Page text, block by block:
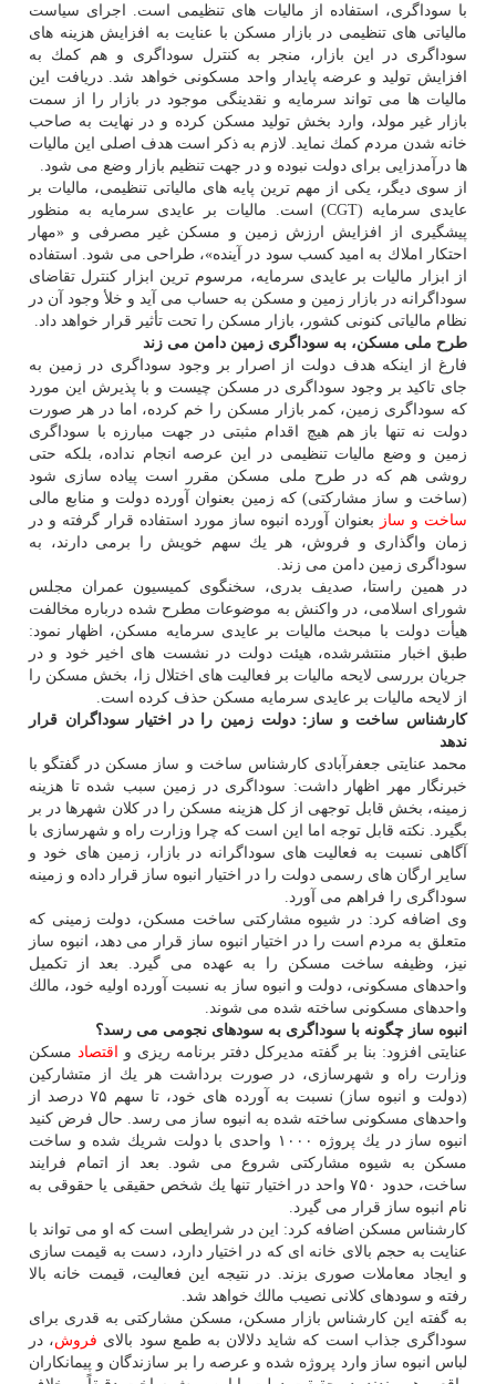
با سوداگری، استفاده از مالیات های تنظیمی است. اجرای سیاست
مالیاتی های تنظیمی در بازار مسكن با عنایت به افزایش هزینه های
سوداگری در این بازار، منجر به كنترل سوداگری و هم كمك به
افزایش تولید و عرضه پایدار واحد مسكونی خواهد شد. دریافت این
مالیات ها می تواند سرمایه و نقدینگی موجود در بازار را از سمت
بازار غیر مولد، وارد بخش تولید مسكن كرده و در نهایت به صاحب
خانه شدن مردم كمك نماید. لازم به ذكر است هدف اصلی این مالیات
ها درآمدزایی برای دولت نبوده و در جهت تنظیم بازار وضع می شود.
از سوی دیگر، یكی از مهم ترین پایه های مالیاتی تنظیمی، مالیات بر
عایدی سرمایه (CGT) است. مالیات بر عایدی سرمایه به منظور
پیشگیری از افزایش ارزش زمین و مسكن غیر مصرفی و «مهار
احتكار املاك به امید كسب سود در آینده»، طراحی می شود. استفاده
از ابزار مالیات بر عایدی سرمایه، مرسوم ترین ابزار كنترل تقاضای
سوداگرانه در بازار زمین و مسكن به حساب می آید و خلأ وجود آن در
نظام مالیاتی كنونی كشور، بازار مسكن را تحت تأثیر قرار خواهد داد.
طرح ملی مسكن، به سوداگری زمین دامن می زند
فارغ از اینكه هدف دولت از اصرار بر وجود سوداگری در زمین به
جای تاكید بر وجود سوداگری در مسكن چیست و با پذیرش این مورد
كه سوداگری زمین، كمر بازار مسكن را خم كرده، اما در هر صورت
دولت نه تنها باز هم هیچ اقدام مثبتی در جهت مبارزه با سوداگری
زمین و وضع مالیات تنظیمی در این عرصه انجام نداده، بلكه حتی
روشی هم كه در طرح ملی مسكن مقرر است پیاده سازی شود
(ساخت و ساز مشاركتی) كه زمین بعنوان آورده دولت و منابع مالی
ساخت و ساز
بعنوان آورده انبوه ساز مورد استفاده قرار گرفته و در
زمان واگذاری و فروش، هر یك سهم خویش را برمی دارند، به
سوداگری زمین دامن می زند.
در همین راستا، صدیف بدری، سخنگوی كمیسیون عمران مجلس
شورای اسلامی، در واكنش به موضوعات مطرح شده درباره مخالفت
هیأت دولت با مبحث مالیات بر عایدی سرمایه مسكن، اظهار نمود:
طبق اخبار منتشرشده، هیئت دولت در نشست های اخیر خود و در
جریان بررسی لایحه مالیات بر فعالیت های اختلال زا، بخش مسكن را
از لایحه مالیات بر عایدی سرمایه مسكن حذف كرده است.
كارشناس ساخت و ساز: دولت زمین را در اختیار سوداگران قرار
ندهد
محمد عنایتی جعفرآبادی كارشناس ساخت و ساز مسكن در گفتگو با
خبرنگار مهر اظهار داشت: سوداگری در زمین سبب شده تا هزینه
زمینه، بخش قابل توجهی از كل هزینه مسكن را در كلان شهرها در بر
بگیرد. نكته قابل توجه اما این است كه چرا وزارت راه و شهرسازی با
آگاهی نسبت به فعالیت های سوداگرانه در بازار، زمین های خود و
سایر ارگان های رسمی دولت را در اختیار انبوه ساز قرار داده و زمینه
سوداگری را فراهم می آورد.
وی اضافه كرد: در شیوه مشاركتی ساخت مسكن، دولت زمینی كه
متعلق به مردم است را در اختیار انبوه ساز قرار می دهد، انبوه ساز
نیز، وظیفه ساخت مسكن را به عهده می گیرد. بعد از تكمیل
واحدهای مسكونی، دولت و انبوه ساز به نسبت آورده اولیه خود، مالك
واحدهای مسكونی ساخته شده می شوند.
انبوه ساز چگونه با سوداگری به سودهای نجومی می رسد؟
عنایتی افزود: بنا بر گفته مدیركل دفتر برنامه ریزی و
اقتصاد مسكن
وزارت راه و شهرسازی، در صورت برداشت هر یك از متشاركین
(دولت و انبوه ساز) نسبت به آورده های خود، تا سهم ۷۵ درصد از
واحدهای مسكونی ساخته شده به انبوه ساز می رسد. حال فرض كنید
انبوه ساز در یك پروژه ۱۰۰۰ واحدی با دولت شریك شده و ساخت
مسكن به شیوه مشاركتی شروع می شود. بعد از اتمام فرایند
ساخت، حدود ۷۵۰ واحد در اختیار تنها یك شخص حقیقی یا حقوقی به
نام انبوه ساز قرار می گیرد.
كارشناس مسكن اضافه كرد: این در شرایطی است كه او می تواند با
عنایت به حجم بالای خانه ای كه در اختیار دارد، دست به قیمت سازی
و ایجاد معاملات صوری بزند. در نتیجه این فعالیت، قیمت خانه بالا
رفته و سودهای كلانی نصیب مالك خواهد شد.
به گفته این كارشناس بازار مسكن، مسكن مشاركتی به قدری برای
سوداگری جذاب است كه شاید دلالان به طمع سود بالای فروش، در
لباس انبوه ساز وارد پروژه شده و عرصه را بر سازندگان و پیمانكاران